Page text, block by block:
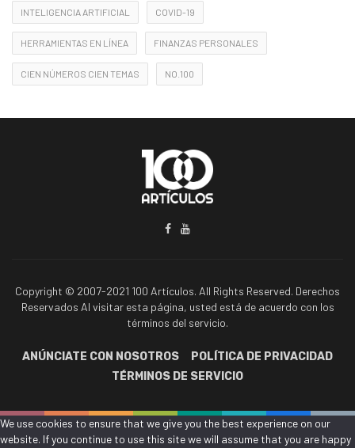
INTELIGENCIA ARTIFICIAL COVID-19
HERRAMIENTAS EN LÍNEA FINANZAS PERSONALES
CIEN NÚMEROS CIEN TEMAS NO.100
Copyright © 2007-2021 100 Artículos. All Rights Reserved. Derechos
Reservados Al visitar esta página, usted está de acuerdo con los
términos del servicio.
ANÚNCIATE CON NOSOTROS
POLÍTICA DE PRIVACIDAD
TÉRMINOS DE SERVICIO
We use cookies to ensure that we give you the best experience on our
website. If you continue to use this site we will assume that you are happy